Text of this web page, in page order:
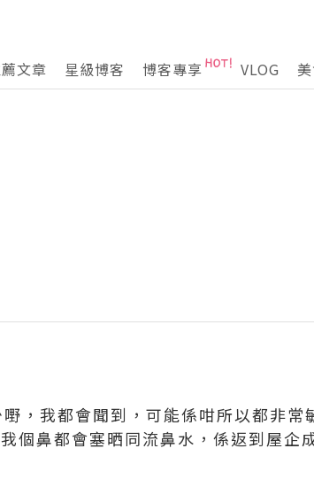
文章 星級博客 博客專享 VLOG
嘢，我都會聞到，可能係咁所以都非
個鼻都會塞晒同流鼻水，係返到屋企